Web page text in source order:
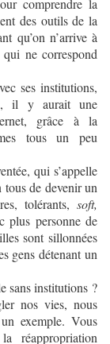
comprendre la
des outils de la
qu’on n’arrive à
ne correspond
ses institutions,
il y aurait une
grâce à la
tous un peu
qui s’appelle
de devenir un
tolérants, soft,
personne de
sont sillonnées
gens détenant un
sans institutions ?
nos vies, nous
exemple. Vous
réappropriation